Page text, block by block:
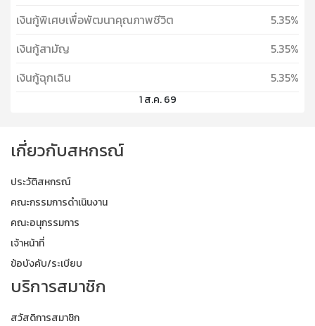
เงินกู้พิเศษเพื่อพัฒนาคุณภาพชีวิต
5.35%
เงินกู้สามัญ
5.35%
เงินกู้ฉุกเฉิน
5.35%
1 ส.ค. 69
เกี่ยวกับสหกรณ์
ประวัติสหกรณ์
คณะกรรมการดำเนินงาน
คณะอนุกรรมการ
เจ้าหน้าที่
ข้อบังคับ/ระเบียบ
บริการสมาชิก
สวัสดิการสมาชิก